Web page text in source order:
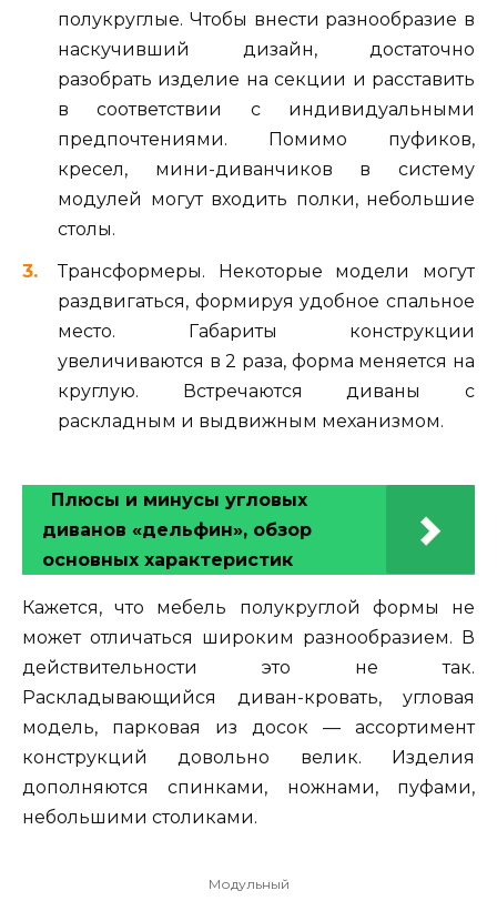
полукруглые. Чтобы внести разнообразие в
наскучивший дизайн, достаточно
разобрать изделие на секции и расставить
в соответствии с индивидуальными
предпочтениями. Помимо пуфиков,
кресел, мини-диванчиков в систему
модулей могут входить полки, небольшие
столы.
Трансформеры. Некоторые модели могут
раздвигаться, формируя удобное спальное
место. Габариты конструкции
увеличиваются в 2 раза, форма меняется на
круглую. Встречаются диваны с
раскладным и выдвижным механизмом.
Плюсы и минусы угловых
диванов «дельфин», обзор
основных характеристик
Кажется, что мебель полукруглой формы не
может отличаться широким разнообразием. В
действительности это не так.
Раскладывающийся диван-кровать, угловая
модель, парковая из досок — ассортимент
конструкций довольно велик. Изделия
дополняются спинками, ножнами, пуфами,
небольшими столиками.
Модульный